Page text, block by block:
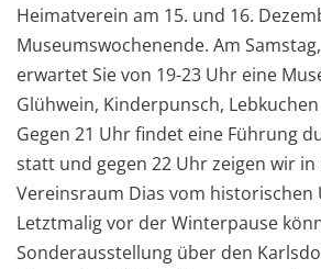
Heimatverein am 15. und 16.
Museumswochenende. Am
erwartet Sie von 19-23 Uhr eine
Glühwein, Kinderpunsch,
Gegen 21 Uhr findet eine Führung
statt und gegen 22 Uhr zeigen wir
Vereinsraum Dias vom historischen
Letztmalig vor der Winterpause
Sonderausstellung über den